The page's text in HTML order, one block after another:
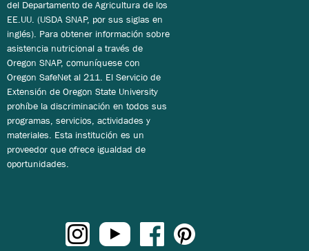
del Departamento de Agricultura de los
EE.UU. (USDA SNAP, por sus siglas en
inglés). Para obtener información sobre
asistencia nutricional a través de
Oregon SNAP, comuníquese con
Oregon SafeNet al 211. El Servicio de
Extensión de Oregon State University
prohíbe la discriminación en todos sus
programas, servicios, actividades y
materiales. Esta institución es un
proveedor que ofrece igualdad de
oportunidades.